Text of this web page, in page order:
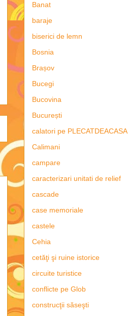
Banat
baraje
biserici de lemn
Bosnia
Brașov
Bucegi
Bucovina
București
calatori pe PLECATDEACASA
Calimani
campare
caracterizari unitati de relief
cascade
case memoriale
castele
Cehia
cetăţi şi ruine istorice
circuite turistice
conflicte pe Glob
construcţii săseşti